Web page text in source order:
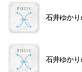
石井ゆか
石井ゆか